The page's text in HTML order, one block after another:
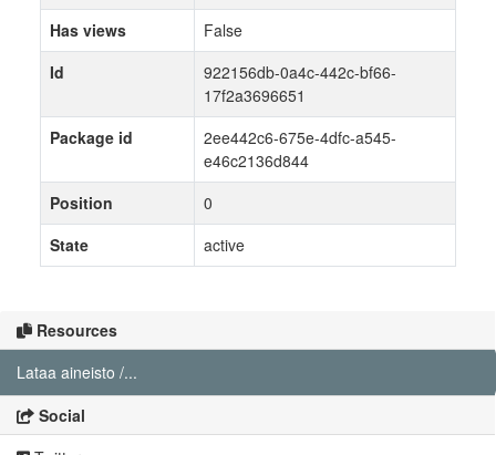
Resources
Lataa aineisto /...
Social
Has views
False
Id
922156db-0a4c-442c-bf66-
17f2a3696651
Package id
2ee442c6-675e-4dfc-a545-
e46c2136d844
Position
0
State
active